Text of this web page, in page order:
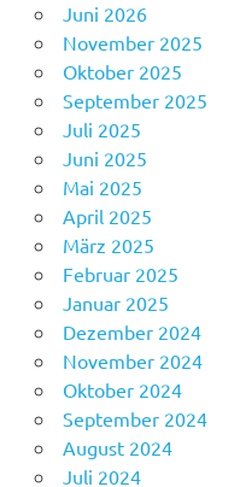
Juni 2026
November 2025
Oktober 2025
September 2025
Juli 2025
Juni 2025
Mai 2025
April 2025
März 2025
Februar 2025
Januar 2025
Dezember 2024
November 2024
Oktober 2024
September 2024
August 2024
Juli 2024